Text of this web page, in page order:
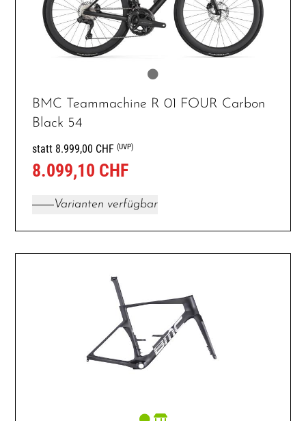
BMC Teammachine R 01 FOUR Carbon
Black 54
statt 8.999,00 CHF(UVP)
8.099,10 CHF
Varianten verfügbar